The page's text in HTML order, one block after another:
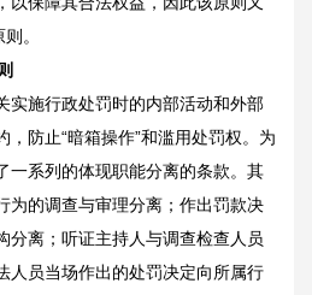
。
实施行政处罚时的内部活动和外部
防止“暗箱操作”和滥用处罚权。为
一系列的体现职能分离的条款。其
为的调查与审理分离；作出罚款决
分离；听证主持人与调查检查人员
人员当场作出的处罚决定向所属行